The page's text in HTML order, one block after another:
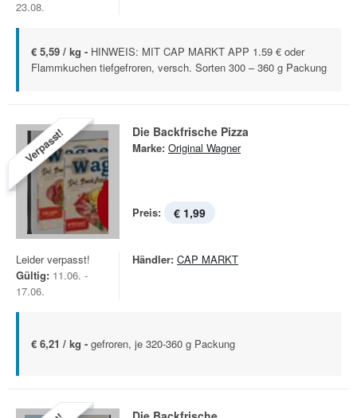
23.08.
€ 5,59 / kg - HINWEIS: MIT CAP MARKT APP 1.59 € oder
Flammkuchen tiefgefroren, versch. Sorten 300 – 360 g Packung
Verpasst! Die Backfrische Pizza
Marke: Original Wagner
Preis: € 1,99
Leider verpasst!
Gültig: 11.06. -
17.06.
Händler: CAP MARKT
€ 6,21 / kg - gefroren, je 320-360 g Packung